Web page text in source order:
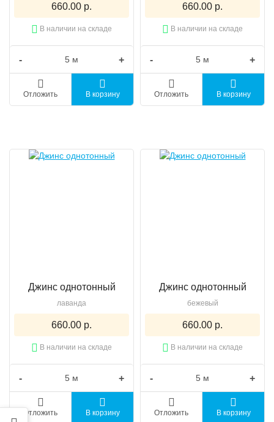
660.00 р.
В наличии на складе
- +
Отложить В корзину
660.00 р.
В наличии на складе
- +
Отложить В корзину
Джинс однотонный
лаванда
660.00 р.
В наличии на складе
- +
Отложить В корзину
Джинс однотонный
бежевый
660.00 р.
В наличии на складе
- +
Отложить В корзину